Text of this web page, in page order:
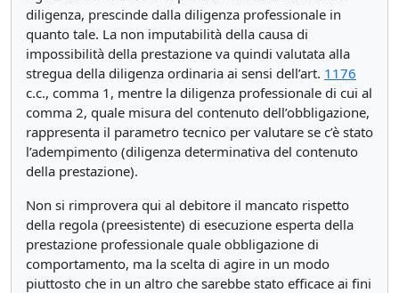
diligenza, prescinde dalla diligenza professionale in
quanto tale. La non imputabilità della causa di
impossibilità della prestazione va quindi valutata alla
stregua della diligenza ordinaria ai sensi dell’art. 1176
c.c., comma 1, mentre la diligenza professionale di cui al
comma 2, quale misura del contenuto dell’obbligazione,
rappresenta il parametro tecnico per valutare se c’è stato
l’adempimento (diligenza determinativa del contenuto
della prestazione).
Non si rimprovera qui al debitore il mancato rispetto
della regola (preesistente) di esecuzione esperta della
prestazione professionale quale obbligazione di
comportamento, ma la scelta di agire in un modo
piuttosto che in un altro che sarebbe stato efficace ai fini